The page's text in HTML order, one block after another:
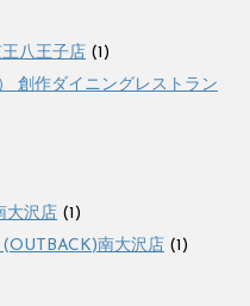
八王子店 (1)
創作ダイニングレストラン
大沢店 (1)
(OUTBACK)南大沢店 (1)